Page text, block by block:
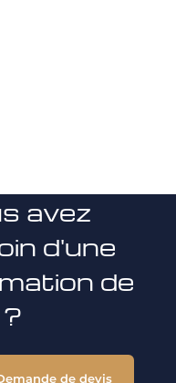
avez
d'une
de
de devis